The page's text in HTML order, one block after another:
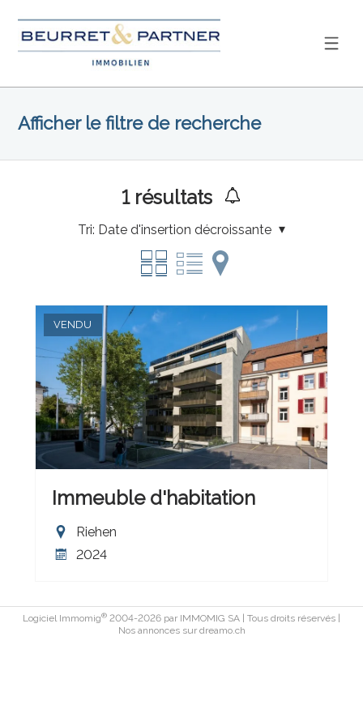
Afficher le filtre de recherche
1résultats
Tri: Date d'insertion décroissante
VENDU
Immeuble d'habitation
Riehen
2024
Logiciel Immomig® 2004-2026 par IMMOMIG SA | Tous droits réservés |
Nos annonces sur dreamo.ch